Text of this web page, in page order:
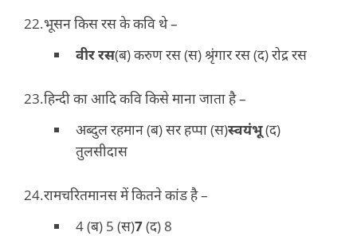
भूसन किस रस के कवि थे –
वीर रस(ब) करुण रस (स) श्रृंगार रस (द) रोद्र रस
हिन्दी का आदि कवि किसे माना जाता है –
अब्दुल रहमान (ब) सर हप्पा (स)स्वयंभू(द)
तुलसीदास
रामचरितमानस में कितने कांड है –
4 (ब) 5 (स)7(द) 8